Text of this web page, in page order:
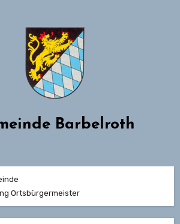
Barbelroth
Ortsbürgermeister